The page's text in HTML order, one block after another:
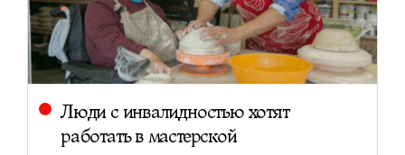
Люди с инвалидностью хотят
работать в мастерской